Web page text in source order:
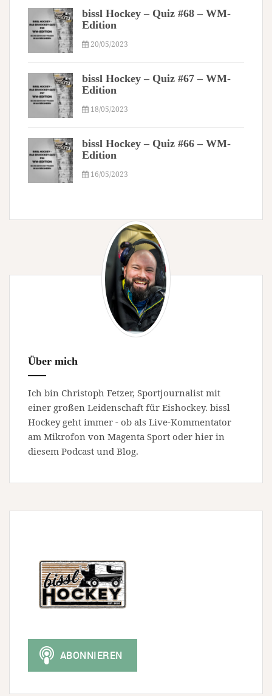
bissl Hockey – Quiz #68 – WM-
Edition
20/05/2023
bissl Hockey – Quiz #67 – WM-
Edition
18/05/2023
bissl Hockey – Quiz #66 – WM-
Edition
16/05/2023
Über mich
Ich bin Christoph Fetzer, Sportjournalist mit
einer großen Leidenschaft für Eishockey. bissl
Hockey geht immer - ob als Live-Kommentator
am Mikrofon von Magenta Sport oder hier in
diesem Podcast und Blog.